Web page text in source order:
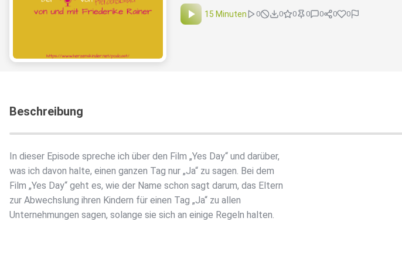
15 Minuten 0 0 0 0 0 0 0
Beschreibung
In dieser Episode spreche ich über den Film „Yes Day“ und darüber,
was ich davon halte, einen ganzen Tag nur „Ja“ zu sagen. Bei dem
Film „Yes Day“ geht es, wie der Name schon sagt darum, das Eltern
zur Abwechslung ihren Kindern für einen Tag „Ja“ zu allen
Unternehmungen sagen, solange sie sich an einige Regeln halten.